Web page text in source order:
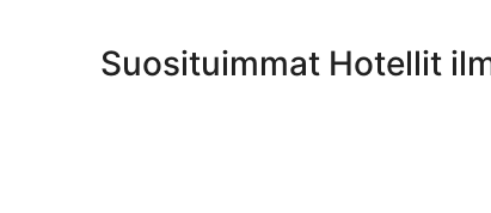
Tampere
hinnat
Suosituimmat Hotellit